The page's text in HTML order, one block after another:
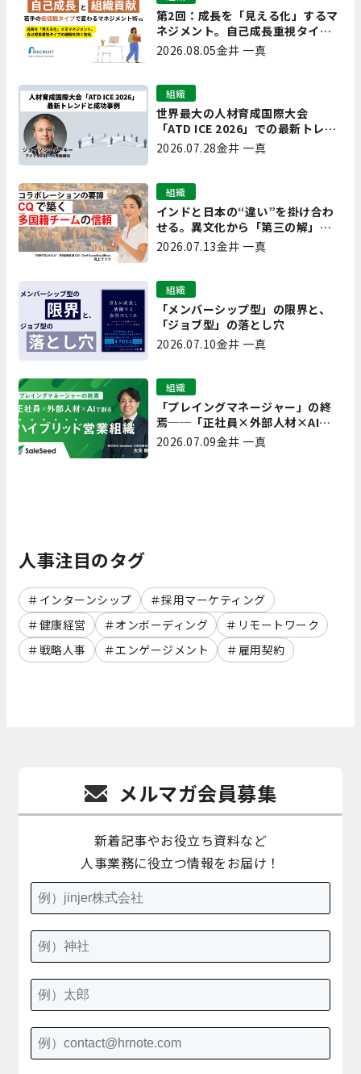
第2回：成長を「見える化」するマ
ネジメント。自己成長重視タイプ
の離職を防ぐ技術
2026.08.05金井 一真
世界最大の人材育成国際大会
「ATD ICE 2026」での最新トレン
ドと成功事例｜「重要で実用的
な、日本にも合う」ホットトピッ
組織
2026.07.28金井 一真
インドと日本の“違い”を掛け合わ
せる。異文化から「第三の解」を
生み出す実践【現場を変えるCQ白
組織
2026.07.13金井 一真
「メンバーシップ型」の限界と、
「ジョブ型」の落とし穴
組織
2026.07.10金井 一真
「プレイングマネージャー」の終
焉──「正社員×外部人材×AI」
で創るハイブリッド営業組織
組織
2026.07.09金井 一真
人事注目のタグ
インターンシップ
採用マーケティング
健康経営
オンボーディング
リモートワーク
戦略人事
エンゲージメント 雇用契約
メルマガ会員募集
新着記事やお役立ち資料など
人事業務に役立つ情報をお届け！